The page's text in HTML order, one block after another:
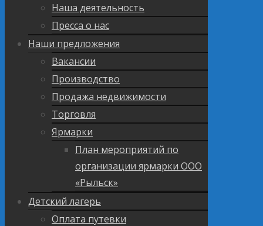
Наша деятельность
Пресса о нас
Наши предложения
Вакансии
Производство
Продажа недвижимости
Торговля
Ярмарки
План мероприятий по
организации ярмарки ООО
«Рыльск»
Детский лагерь
Оплата путевки